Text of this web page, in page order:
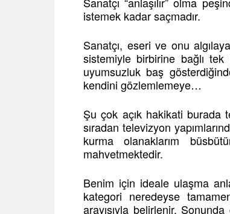
istemek kadar saçmadır.
Sanatçı, eseri ve onu
sistemiyle birbirine bağlı tek
uyumsuzluk baş
kendini gözlemlemeye…
Şu çok açık hakikati burada
sıradan televizyon
kurma olanaklarım
mahvetmektedir.
Benim için ideale ulaşma
kategori neredeyse
arayışıyla belirlenir.